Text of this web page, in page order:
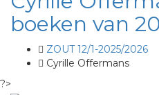
boeken van
ZOUT 12/1-2025/2026
Cyrille Offermans
?>